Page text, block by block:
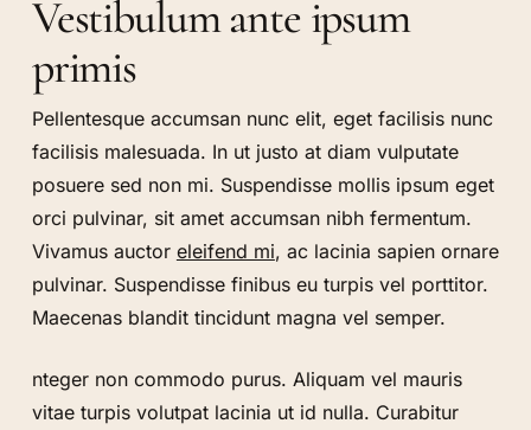
Vestibulum ante ipsum
primis
Pellentesque accumsan nunc elit, eget facilisis nunc
facilisis malesuada. In ut justo at diam vulputate
posuere sed non mi. Suspendisse mollis ipsum eget
orci pulvinar, sit amet accumsan nibh fermentum.
Vivamus auctor eleifend mi, ac lacinia sapien ornare
pulvinar. Suspendisse finibus eu turpis vel porttitor.
Maecenas blandit tincidunt magna vel semper.
nteger non commodo purus. Aliquam vel mauris
vitae turpis volutpat lacinia ut id nulla. Curabitur